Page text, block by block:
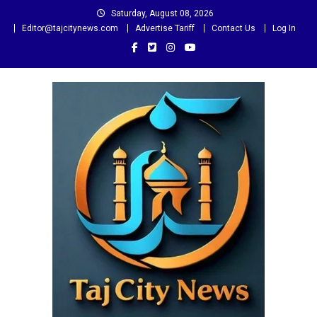
Saturday, August 08, 2026
Editor@tajcitynews.com
Advertise Tariff Contact Us Log In